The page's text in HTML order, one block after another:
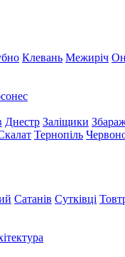
Клевань Межиріч
Днестр Заліщики
Тернопіль
Сатанів Сутківці